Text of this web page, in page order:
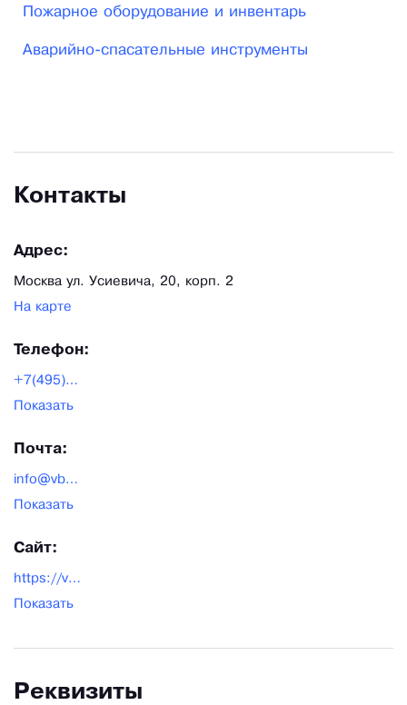
Пожарное оборудование и инвентарь
Аварийно-спасательные инструменты
Контакты
Адрес:
Москва ул. Усиевича, 20, корп. 2
На карте
Телефон:
+7(495)228-18-19
Показать
Почта:
info@vbkom.ru
Показать
Сайт:
https://vbkom.ru/
Показать
Реквизиты